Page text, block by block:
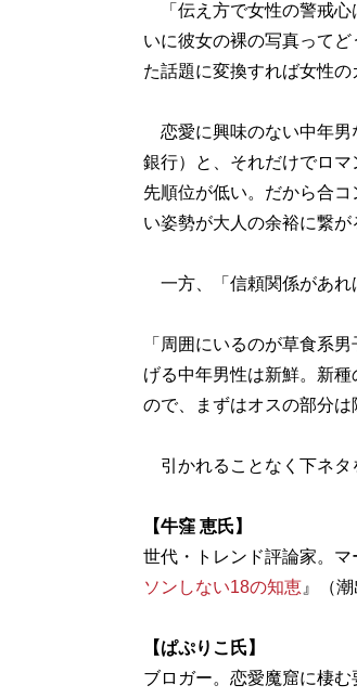
「伝え方で女性の警戒心
いに彼女の裸の写真って
た話題に変換すれば女性の
恋愛に興味のない中年男
銀行）と、それだけでロ
先順位が低い。だから合
い姿勢が大人の余裕に繋
一方、「信頼関係があれ
「周囲にいるのが草食系
げる中年男性は新鮮。新
ので、まずはオスの部分は
引かれることなく下ネタ
【牛窪 恵氏】
世代・トレンド評論家。
ソンしない18の知恵』（
【ぱぷりこ氏】
ブロガー。恋愛魔窟に棲